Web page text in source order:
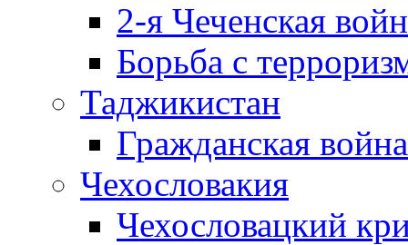
2-я Чеченская
Борьба с
Таджикистан
Гражданская
Чехословакия
Чехословацкий